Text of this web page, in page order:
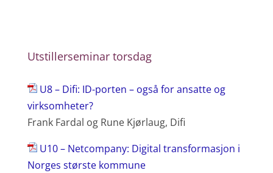
Utstillerseminar torsdag
U8 – Difi: ID-porten – også for ansatte og
virksomheter?
Frank Fardal og Rune Kjørlaug, Difi
U10 – Netcompany: Digital transformasjon i
Norges største kommune